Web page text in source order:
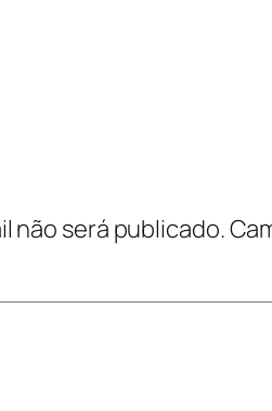
não será publicado.